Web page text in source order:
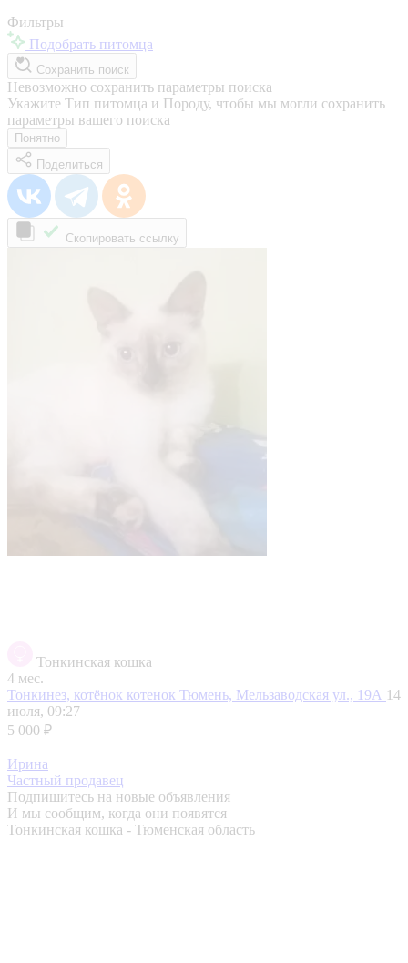
Фильтры
Подобрать питомца
Сохранить поиск
Невозможно сохранить параметры поиска
Укажите Тип питомца и Породу, чтобы мы могли сохранить
параметры вашего поиска
Понятно
Поделиться
Скопировать ссылку
Тонкинская кошка
4 мес.
Тонкинез, котёнок котенок Тюмень, Мельзаводская ул., 19А 14
июля, 09:27
5 000 ₽
Ирина
Частный продавец
Подпишитесь на новые объявления
И мы сообщим, когда они появятся
Тонкинская кошка - Тюменская область